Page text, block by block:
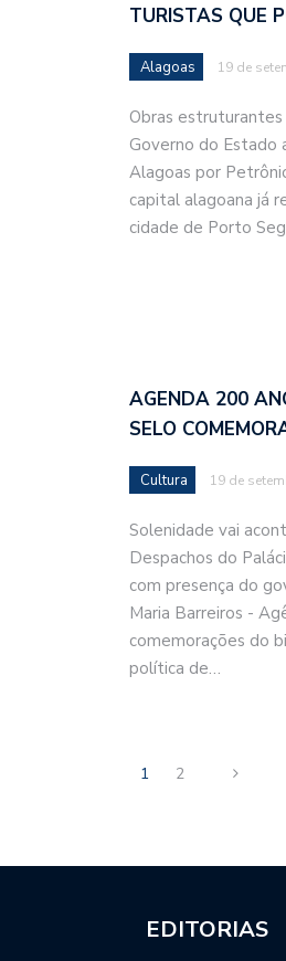
TURISTAS QUE
Alagoas 19 de
Obras
Governo do Estado
Alagoas por
capital alagoana já
cidade de Porto
AGENDA 200
SELO
Cultura 19 de
Solenidade vai
Despachos do
com presença do
Maria Barreiros -
comemorações do
política de…
1 2
EDITORIAS